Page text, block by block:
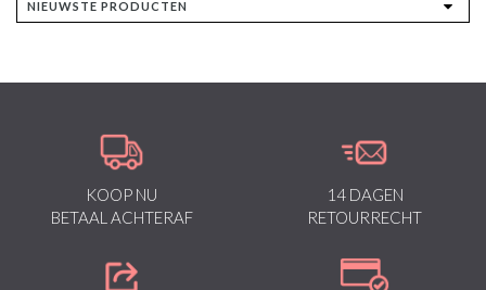
KOOP NU
BETAAL ACHTERAF
14 DAGEN
RETOURRECHT